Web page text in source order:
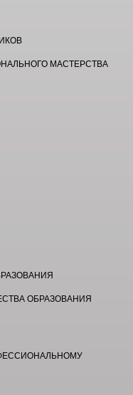
МАСТЕРСТВА
ОБРАЗОВАНИЯ